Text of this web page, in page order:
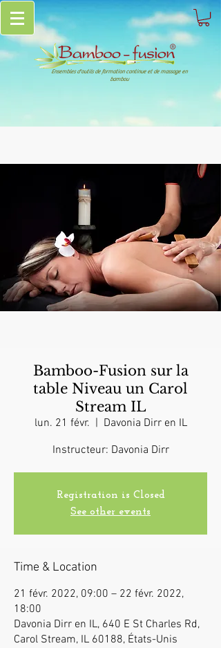
Ensembles d'outils de formation continue et de massage en
bambou
Bamboo-Fusion sur la
table Niveau un Carol
Stream IL
lun. 21 févr.
  |
Davonia Dirr en IL
Instructeur: Davonia Dirr
Registration is Closed
See other events
Time & Location
21 févr. 2022, 09:00 – 22 févr. 2022,
18:00
Davonia Dirr en IL, 640 E St Charles Rd,
Carol Stream, IL 60188, États-Unis